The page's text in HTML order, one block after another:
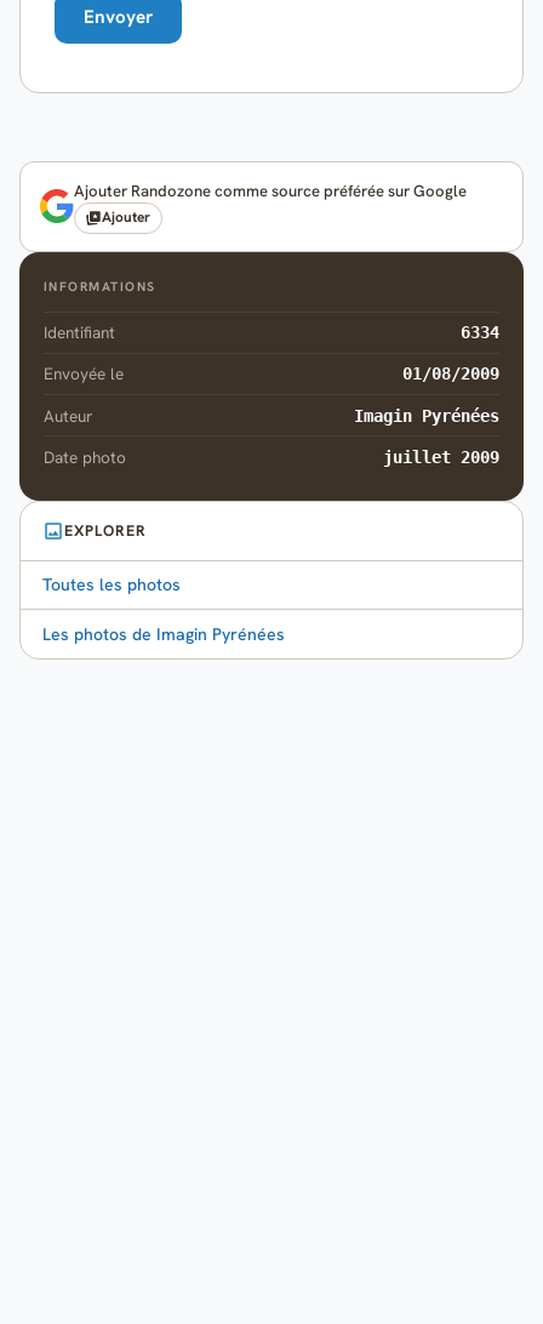
Ajouter Randozone comme source préférée sur Google
Ajouter
INFORMATIONS
Identifiant 6334
Envoyée le 01/08/2009
Auteur Imagin Pyrénées
Date photo juillet 2009
EXPLORER
Toutes les photos
Les photos de Imagin Pyrénées